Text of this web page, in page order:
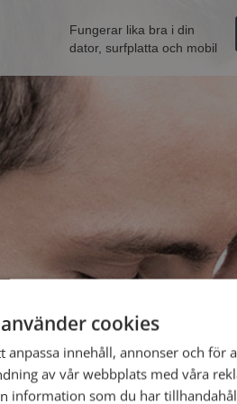
Fungerar lika bra i din
dator, surfplatta och mobil
cookies
anpassa innehåll, annonser och för
av vår webbplats med våra
information som du har